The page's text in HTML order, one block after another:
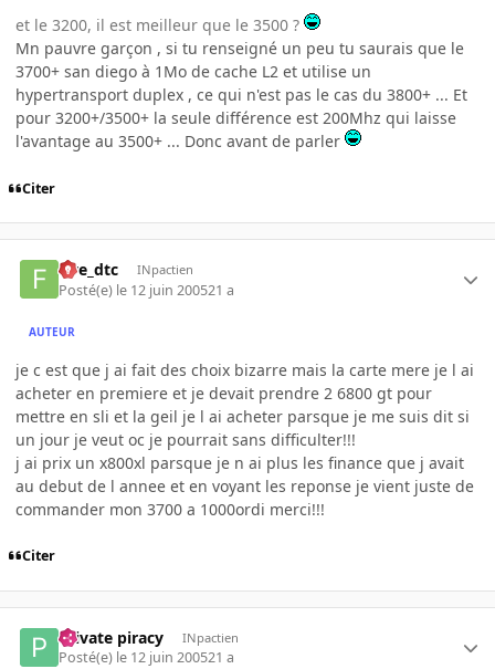
et le 3200, il est meilleur que le 3500 ?
Mn pauvre garçon , si tu renseigné un peu tu saurais que le
3700+ san diego à 1Mo de cache L2 et utilise un
hypertransport duplex , ce qui n'est pas le cas du 3800+ ... Et
pour 3200+/3500+ la seule différence est 200Mhz qui laisse
l'avantage au 3500+ ... Donc avant de parler
Citer
five_dtc INpactien
Posté(e) le 12 juin 200521 a
AUTEUR
je c est que j ai fait des choix bizarre mais la carte mere je l ai
acheter en premiere et je devait prendre 2 6800 gt pour
mettre en sli et la geil je l ai acheter parsque je me suis dit si
un jour je veut oc je pourrait sans difficulter!!!
j ai prix un x800xl parsque je n ai plus les finance que j avait
au debut de l annee et en voyant les reponse je vient juste de
commander mon 3700 a 1000ordi merci!!!
Citer
Private piracy INpactien
Posté(e) le 12 juin 200521 a